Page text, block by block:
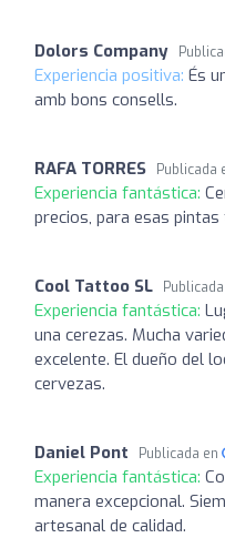
Dolors Company
Experiencia positiva: És
amb bons consells.
RAFA TORRES Publicada
Experiencia fantástica:
precios, para esas pintas
Cool Tattoo SL
Experiencia fantástica:
una cerezas. Mucha
excelente. El dueño del
cervezas.
Daniel Pont Publicada en
Experiencia fantástica:
manera excepcional.
artesanal de calidad.